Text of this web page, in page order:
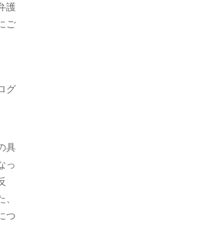
護
ご
グ
具
っ
つ